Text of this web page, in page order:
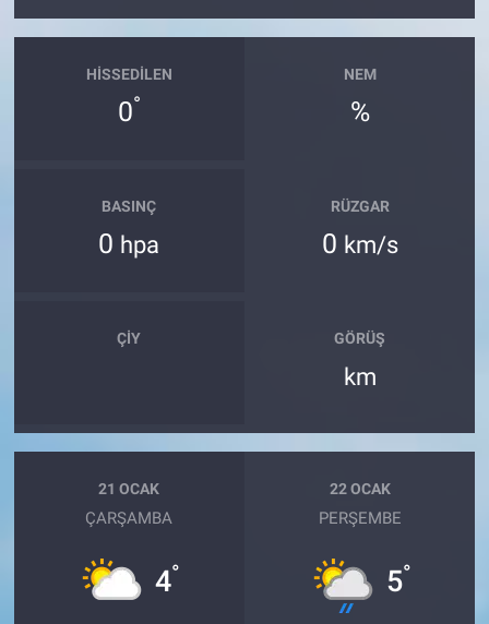
HISSEDILEN
0°
NEM
%
BASINÇ
0 hpa
RÜZGAR
0 km/s
ÇIY GÖRÜŞ
km
21 OCAK
ÇARŞAMBA
4°
22 OCAK
PERŞEMBE
5°